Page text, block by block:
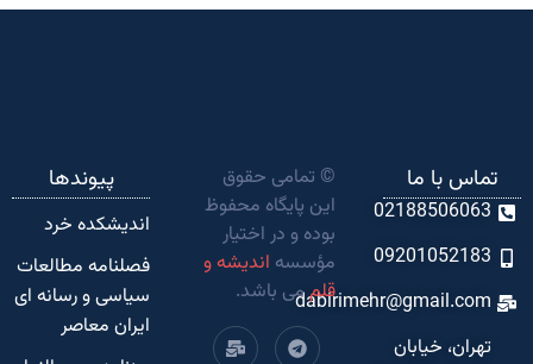
تماس با ما
02188506063
09201052183
dabirimehr@gmail.com
تهران، خیابان
© تمامی حقوق
این پایگاه محفوظ
بوده و در اختیار
مؤسسه اندیشه و
قلممی باشد.
پیوندها
اندیشکده‌ خرد
فصلنامه مطالعات
سیاسی و رسانه ای
ایران معاصر